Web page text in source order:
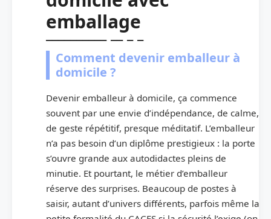
emballage
Comment devenir emballeur à
domicile ?
Devenir emballeur à domicile, ça commence
souvent par une envie d’indépendance, de calme,
de geste répétitif, presque méditatif. L’emballeur
n’a pas besoin d’un diplôme prestigieux : la porte
s’ouvre grande aux autodidactes pleins de
minutie. Et pourtant, le métier d’emballeur
réserve des surprises. Beaucoup de postes à
saisir, autant d’univers différents, parfois même la